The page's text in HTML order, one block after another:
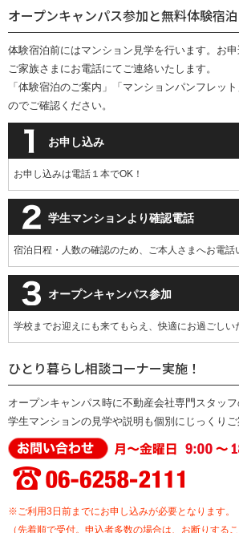
オープンキャンパス参加と無料体験宿
体験宿泊前にはマンション見学を行います。お申
ご家族さまにお電話にてご連絡いたします。
「体験宿泊のご案内」「マンションパンフレッ
のでご確認ください。
お申し込み
お申し込みは電話１本でOK！
学生マンションより確認電話
宿泊日程・人数の確認のため、ご本人さまへお電話
オープンキャンパス参加
学校までお迎えにも来てもらえ、快適にお過ごしい
ひとり暮らし相談コーナー実施！
オープンキャンパス時に不動産会社専門スタッフ
学生マンションの見学や説明も個別にじっくりご
※ご利用3日前までにお申し込みが必要となります。
（先着順で受付。申込者多数の場合は、お断りする